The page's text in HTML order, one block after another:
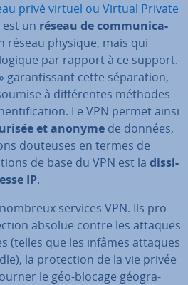
privé virtuel ou Virtual Private
est un réseau de com­mu­ni­ca­
réseau physique, mais qui
par rapport à ce support.
ga­ran­tis­sant cette sé­pa­ra­tion,
à dif­fé­rentes méthodes
Le VPN permet ainsi
et anonyme de données,
douteuses en termes de
de base du VPN est la dis­si­
IP.
services VPN. Ils pro­
absolue contre les attaques
(telles que les infâmes attaques
la pro­tec­tion de la vie privée
le géo-blocage géo­gra­